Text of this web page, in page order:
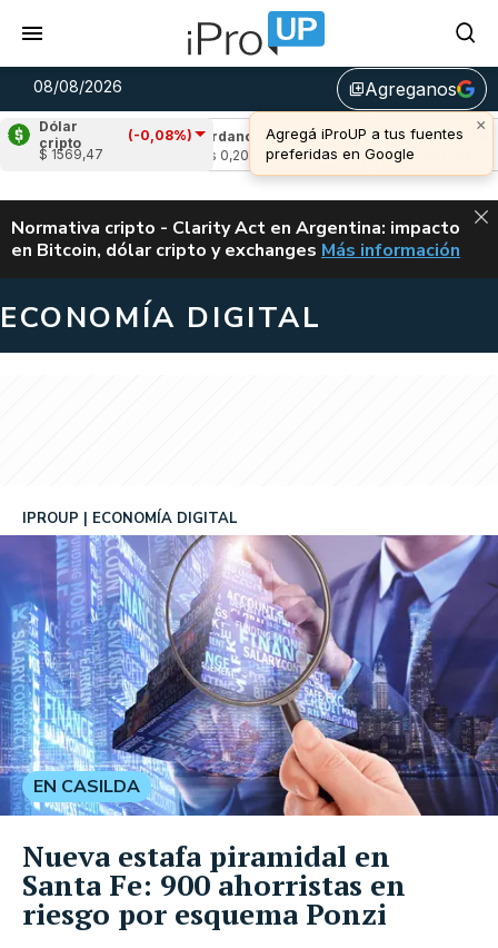
08/08/2026 library_addAgreganos
×
Agregá iProUP a tus fuentes
preferidas en Google
Dólar
cripto
(-0,08%)
$ 1569,47
Cardano
(-1,61%)
u$s 0,20
Avalanche
u$s 6,54
ALERTA
Normativa cripto - Clarity Act en Argentina: impacto
en Bitcoin, dólar cripto y exchanges CLARITY ACT EN
Más información
ECONOMÍA DIGITAL
IPROUP ECONOMÍA DIGITAL
EN CASILDA
Nueva estafa piramidal en
Santa Fe: 900 ahorristas en
riesgo por esquema Ponzi